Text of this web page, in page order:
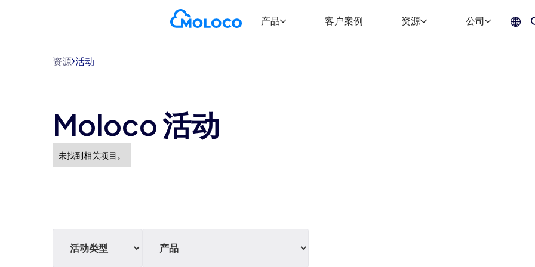
产品 客户案例 资源 公司
资源 活动
Moloco 活动
未找到相关项目。